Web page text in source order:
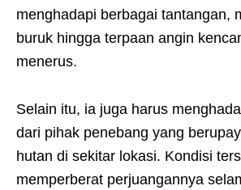
menghadapi berbagai tantangan,
buruk hingga terpaan angin
menerus.
Selain itu, ia juga harus
dari pihak penebang yang
hutan di sekitar lokasi. Kondisi
memperberat perjuangannya